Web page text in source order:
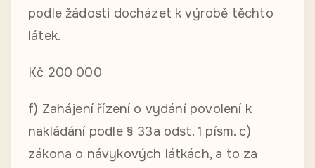
podle žádosti docházet k výrobě těchto
látek.
Kč 200 000
f) Zahájení řízení o vydání povolení k
nakládání podle § 33a odst. 1 písm. c)
zákona o návykových látkách, a to za